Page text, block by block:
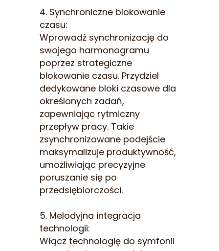
4. Synchroniczne blokowanie
czasu:
Wprowadź synchronizację do
swojego harmonogramu
poprzez strategiczne
blokowanie czasu. Przydziel
dedykowane bloki czasowe dla
określonych zadań,
zapewniając rytmiczny
przepływ pracy. Takie
zsynchronizowane podejście
maksymalizuje produktywność,
umożliwiając precyzyjne
poruszanie się po
przedsiębiorczości.
5. Melodyjna integracja
technologii:
Włącz technologię do symfonii